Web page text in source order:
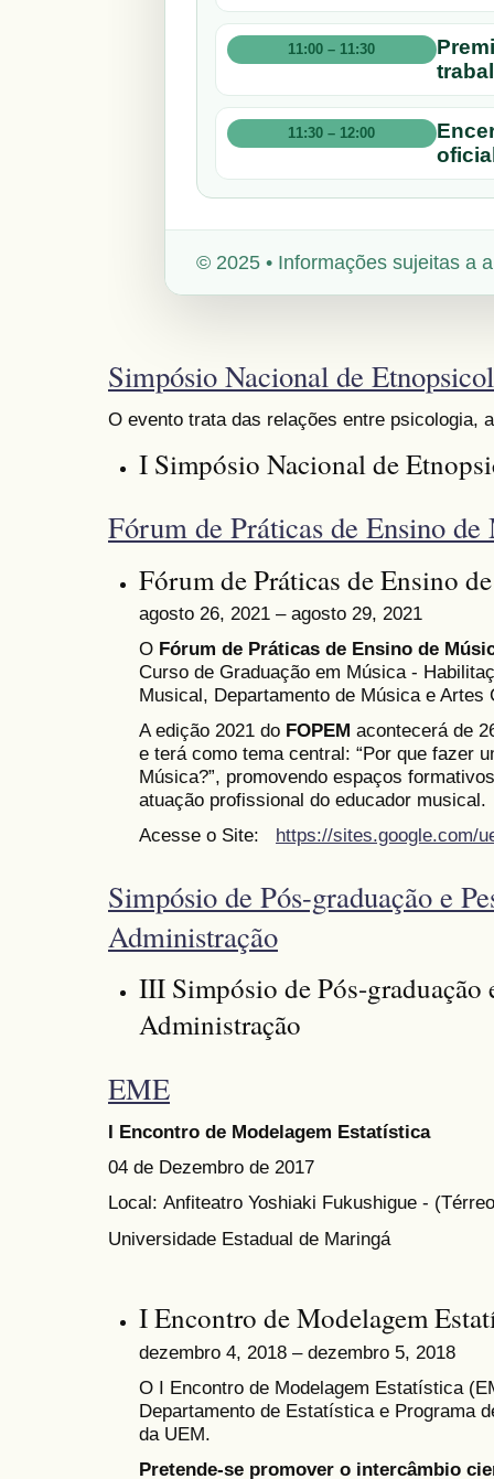
11:00 – 11:30
11:30 – 12:00
© 2025 • Informações sujeitas a
Simpósio Nacional de
O evento trata das relações entre psicologia,
I Simpósio Nacional de
Fórum de Práticas de Ensino de
Fórum de Práticas de Ensino
agosto 26, 2021 – agosto 29, 2021
O Fórum de Práticas de Ensino de
Curso de Graduação em Música -
Musical, Departamento de Música e Artes
A edição 2021 do FOPEM acontecerá de
e terá como tema central: “Por que fazer
Música?”, promovendo espaços
atuação profissional do educador musical.
Acesse o Site: https://sites.google.com/
Simpósio de Pós-graduação e
Administração
III Simpósio de Pós-graduação
Administração
EME
I Encontro de Modelagem Estatística
04 de Dezembro de 2017
Local: Anfiteatro Yoshiaki Fukushigue -
Universidade Estadual de Maringá
I Encontro de Modelagem
dezembro 4, 2018 – dezembro 5, 2018
O I Encontro de Modelagem Estatística
Departamento de Estatística e Programa
da UEM.
Pretende-se promover o intercâmbio